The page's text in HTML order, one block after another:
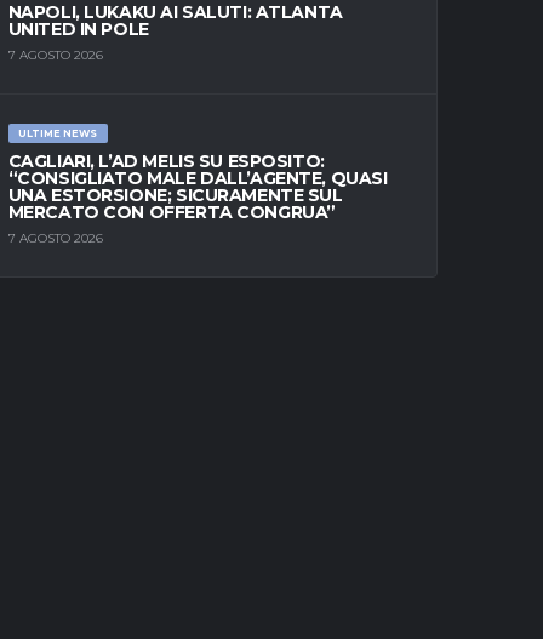
NAPOLI, LUKAKU AI SALUTI: ATLANTA
UNITED IN POLE
7 AGOSTO 2026
ULTIME NEWS
CAGLIARI, L’AD MELIS SU ESPOSITO:
“CONSIGLIATO MALE DALL’AGENTE, QUASI
UNA ESTORSIONE; SICURAMENTE SUL
MERCATO CON OFFERTA CONGRUA”
7 AGOSTO 2026